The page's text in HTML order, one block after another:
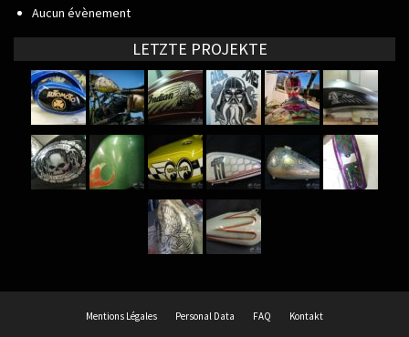
Aucun évènement
LETZTE PROJEKTE
Mentions Légales Personal Data FAQ Kontakt